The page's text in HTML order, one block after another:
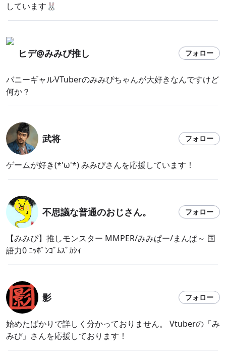
しています🐰
ヒデ@みみぴ推し フォロー
バニーギャルVTuberのみみぴちゃんが大好きなんですけど
何か？
武将 フォロー
ゲームが好き(*'ω'*) みみぴさんを応援しています！
不思議な普通のおじさん。 フォロー
【みみぴ】推しモンスター MMPER/みみぱー/まんぱ～ 国
語力0 ﾆｯﾎﾟﾝｺﾞﾑｽﾞｶｼｨ
影 フォロー
始めたばかりで詳しく分かっておりません。 Vtuberの「み
みぴ」さんを応援しております！